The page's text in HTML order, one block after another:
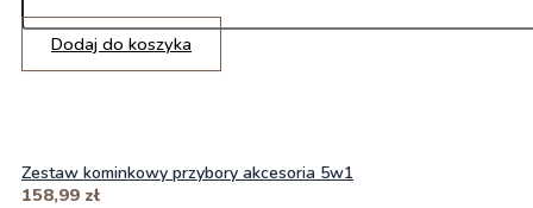
Dodaj do koszyka
Zestaw kominkowy przybory akcesoria 5w1
158,99 zł